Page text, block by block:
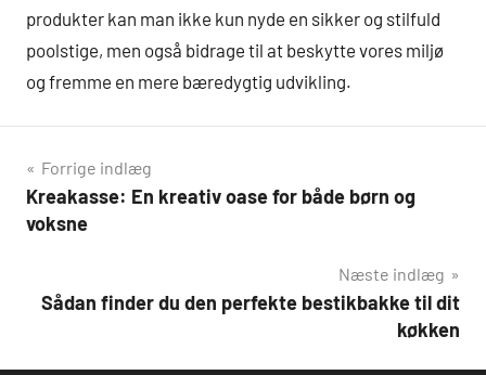
produkter kan man ikke kun nyde en sikker og stilfuld
poolstige, men også bidrage til at beskytte vores miljø
og fremme en mere bæredygtig udvikling.
Indlægsnavigation
Forrige indlæg
Kreakasse: En kreativ oase for både børn og
voksne
Næste indlæg
Sådan finder du den perfekte bestikbakke til dit
køkken